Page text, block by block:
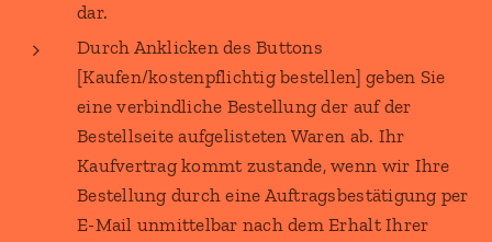
dar.
Durch Anklicken des Buttons
[Kaufen/kostenpflichtig bestellen] geben Sie
eine verbindliche Bestellung der auf der
Bestellseite aufgelisteten Waren ab. Ihr
Kaufvertrag kommt zustande, wenn wir Ihre
Bestellung durch eine Auftragsbestätigung per
E-Mail unmittelbar nach dem Erhalt Ihrer